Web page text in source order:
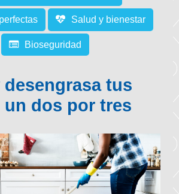
Salud y bienestar
Bioseguridad
tus
un dos por tres